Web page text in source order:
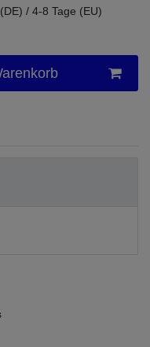
/ 4-8 Tage (EU)